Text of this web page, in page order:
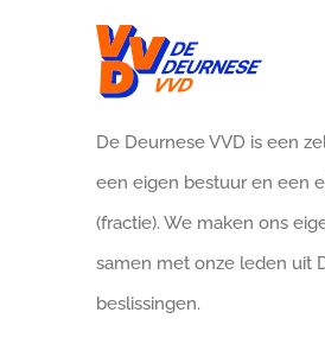
De Deurnese VVD is een
een eigen bestuur en een
(fractie). We maken ons
samen met onze leden uit
beslissingen.